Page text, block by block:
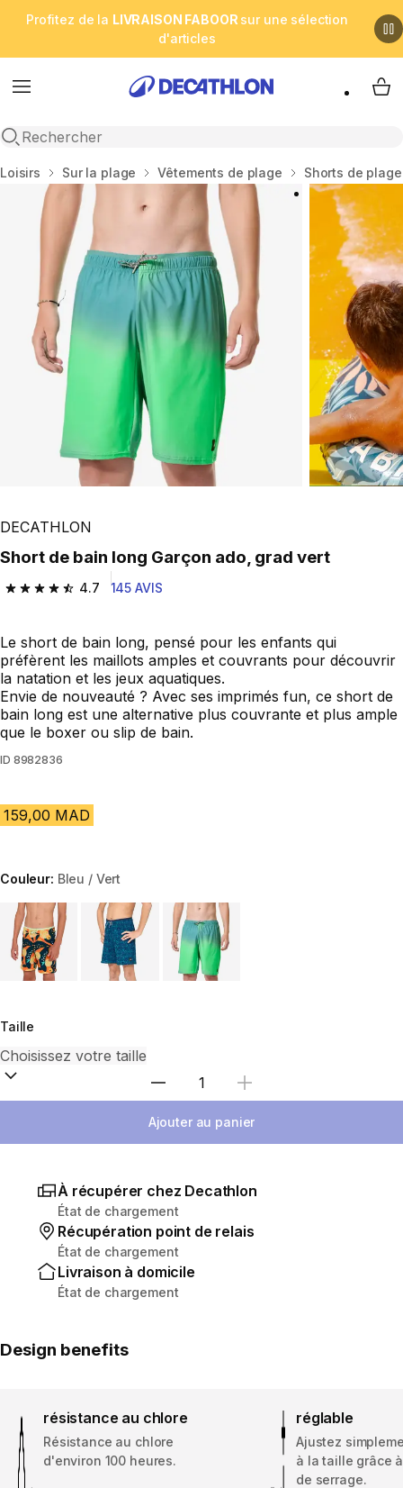
Profitez de la LIVRAISON FABOOR sur une sélection
d'articles
Menu
Open search
My
Accueil
Loisirs Sur la plage Vêtements de plage Shorts de plage
DECATHLON
Short de bain long Garçon ado, grad vert
4.7
4.7 out of 5 stars from 145 reviews
145 AVIS
Le short de bain long, pensé pour les enfants qui
préfèrent les maillots amples et couvrants pour découvrir
la natation et les jeux aquatiques.
Envie de nouveauté ? Avec ses imprimés fun, ce short de
bain long est une alternative plus couvrante et plus ample
que le boxer ou slip de bain.
ID 8982836
159,00 MAD
Couleur: Bleu / Vert
Choose a variant
Taille
Sélectionnez la quantité
Ajouter au panier
À récupérer chez Decathlon
État de chargement
Récupération point de relais
État de chargement
Livraison à domicile
État de chargement
Design benefits
résistance au chlore
Résistance au chlore
d'environ 100 heures.
réglable
Ajustez
à la taille grâce
de serrage.